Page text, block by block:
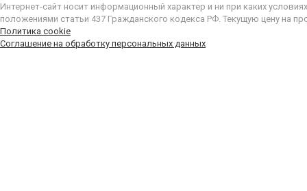
Интернет-сайт носит информационный характер и ни при каких
положениями статьи 437 Гражданского кодекса РФ. Текущую цену на
Политика cookie
Соглашение на обработку персональных данных